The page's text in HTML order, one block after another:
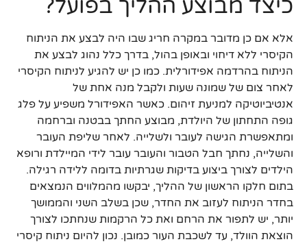
כיצד מבוצע ההליך בפועל?
אלא אם כן מדובר במקרה חריג שבו היה לבצע את הניתוח
הקיסרי ללא דיחוי ובאופן בהול, בדרך כלל נהוג לבצע את
הניתוח בהרדמה אפידורלית. כמו כן יש להגיע לניתוח הקיסרי
לאחר צום של שמונה שעות ולקבל מנה אחת של
אנטיביוטיקה למניעת זיהום. כאשר האפידורל משפיע על פלג
גופה התחתון של היולדת, מבוצע החתך בבטנה וברחמה
ומתאפשרת הגישה לעובר ולשלייה. לאחר שליפת העובר
והשלייה, נחתך חבל הטבור והעובר עובר לידי המיילדת ורופא
הילדים לצורך ביצוע בדיקות שגרתיות בדומה ללידה רגילה.
בתום חלקו הראשון של ההליך, יבקשו מהמלווים הנמצאים
בחדר הניתוח לעזוב את החדר, שכן בשלב השני והממושך
יותר, יש לתפור את הרחם ואת כל הרקמות שנחתכו לצורך
הוצאת הוולד, עד לשכבת העור כמובן. נכון להיום ניתוח קיסרי